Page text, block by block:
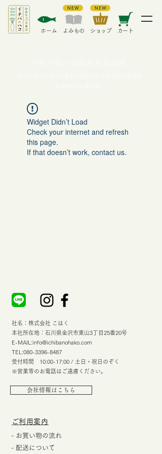
​ホーム ​よみもの ​ショップ カート
Widget Didn’t Load
Check your internet and refresh
this page.
If that doesn’t work, contact us.
社名：株式会社 こはく
本社所在地：石川県金沢市東山3丁目25番20号
E-MAIL:info@ichibanohako.com
TEL:080-3396-8487
受付時間 10:00-17:00 / 土日・祝日のぞく
※営業等のお電話はご遠慮ください。
会社情報はこちら
​ご利用案内
- お買い物の流れ
- 配送について